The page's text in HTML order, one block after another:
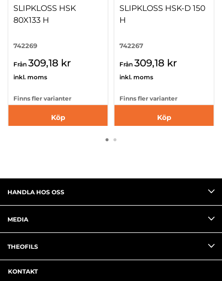
SLIPKLOSS HSK
80X133 H
742269
Från 309,18 kr
inkl. moms
Finns fler varianter
Köp
SLIPKLOSS HSK-D 150
H
742267
Från 309,18 kr
inkl. moms
Finns fler varianter
Köp
HANDLA HOS OSS
MEDIA
THEOFILS
KONTAKT